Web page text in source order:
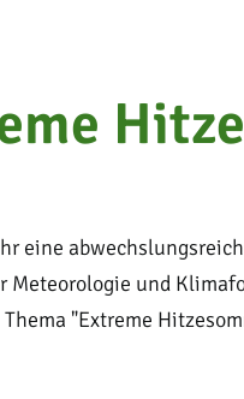
eine
Meteorologie und
"Extreme